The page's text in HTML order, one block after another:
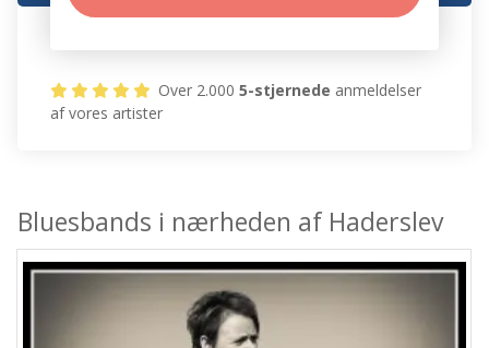
Over 2.0005-stjernede anmeldelser
af vores artister
Bluesbands i nærheden af Haderslev